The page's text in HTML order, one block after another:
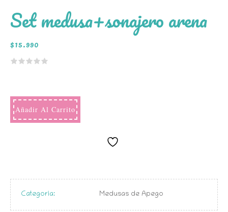
Set medusa+sonajero arena
$15.990
Añadir Al Carrito
Categoría: Medusas de Apego